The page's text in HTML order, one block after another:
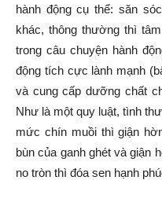
hành động cụ thể: săn
khác, thông thường thì
trong câu chuyện hành
động tích cực lành mạnh
và cung cấp dưỡng chất
Như là một quy luật, tình
mức chín muồi thì giận
bùn của ganh ghét và giận
no tròn thì đóa sen hạnh